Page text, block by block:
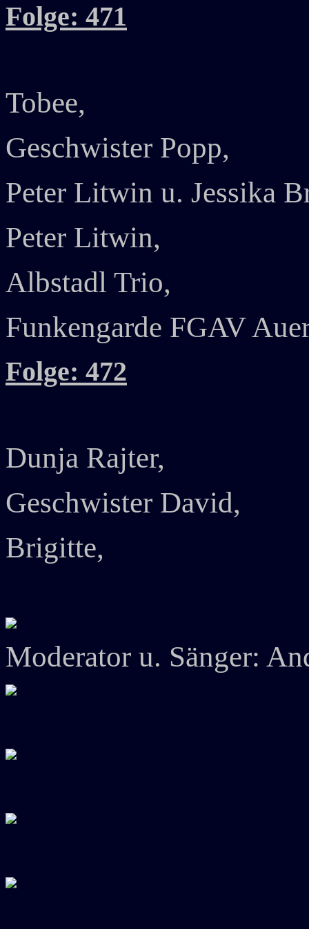
Folge: 471
Tobee,
Geschwister Popp,
Peter Litwin u. Jessika
Peter Litwin,
Albstadl Trio,
Funkengarde FGAV
Folge: 472
Dunja Rajter,
Geschwister David,
Brigitte,
Moderator u. Sänger: